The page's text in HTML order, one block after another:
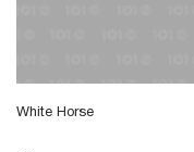
White Horse